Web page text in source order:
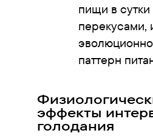
пищи в
паттерн
эффекты
голодания